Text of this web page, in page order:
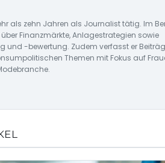
als zehn Jahren als Journalist tätig. Im
Finanzmärkte, Anlagestrategien sowie
und -bewertung. Zudem verfasst er
Themen mit Fokus auf